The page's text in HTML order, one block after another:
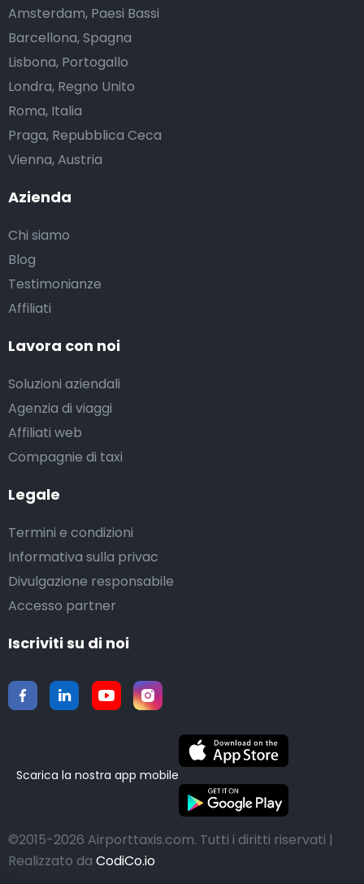
Azienda
Chi siamo
Blog
Testimonianze
Affiliati
Lavora con noi
Soluzioni aziendali
Agenzia di viaggi
Affiliati web
Compagnie di taxi
Legale
Termini e condizioni
Informativa sulla privac
Divulgazione responsabile
Accesso partner
Amsterdam, Paesi Bassi
Barcellona, Spagna
Lisbona, Portogallo
Londra, Regno Unito
Roma, Italia
Praga, Repubblica Ceca
Vienna, Austria
Iscriviti su di noi
Scarica la nostra app mobile
©2015-2026 Airporttaxis.com. Tutti i diritti riservati |
Realizzato da CodiCo.io